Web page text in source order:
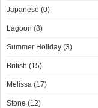
Japanese (0)
Lagoon (8)
Summer Holiday (3)
British (15)
Melissa (17)
Stone (12)